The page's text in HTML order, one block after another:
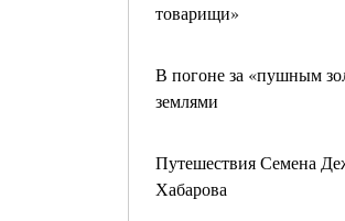
товарищи»
В погоне за «пушным
землями
Путешествия Семена
Хабарова